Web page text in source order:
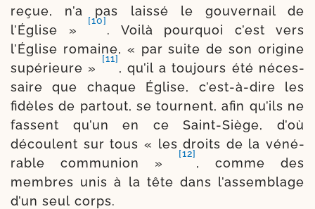
reçue, n’a pas lais­sé le gou­ver­nail de
l’Église »
[10]
. Voilà pour­quoi c’est vers
l’Église romaine, « par suite de son ori­gine
supé­rieure »
[11]
, qu’il a tou­jours été néces­
saire que chaque Église, c’est-​à-​dire les
fidèles de par­tout, se tournent, afin qu’ils ne
fassent qu’un en ce Saint-​Siège, d’où
découlent sur tous « les droits de la véné­
rable com­mu­nion »
[12]
, comme des
membres unis à la tête dans l’as­sem­blage
d’un seul corps.